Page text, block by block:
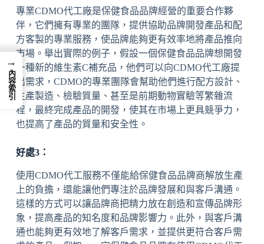
專業CDMO代工廠是保健食品品牌經營的重要合作夥
伴，它們擁有專業的團隊，提供協助品牌開發產品和配
方客製的專業服務，使品牌能夠更有效率地將產品推向
市場。舉出實際的例子，假設一個保健食品品牌想開發
一種新的維生素C補充品，他們可以向CDMO代工廠提
出需求，CDMO的專業團隊會幫助他們進行配方設計、
生產製造、檢驗質量、甚至是前期動物實驗等繁雜流
程，最終完成產品的開發，使其在市場上更具競爭力，
也提高了產品的質量和安全性。
好處3：
使用CDMO代工服務不僅能給保健食品品牌商解放生產
上的負擔，還能讓他們專注於品牌發展和與客戶溝通。
這樣的方式可以讓品牌商把精力放在創造和宣傳品牌形
象，提高產品的知名度和品牌影響力。此外，與客戶溝
通也能夠更有效地了解客戶需求，並提供更符合客戶需
→
內容索引